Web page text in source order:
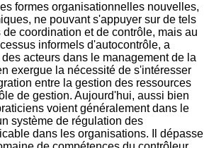
formes organisationnelles nouvelles,
ne pouvant s'appuyer sur de tels
coordination et de contrôle, mais au
informels d'autocontrôle, a
acteurs dans le management de la
exergue la nécessité de s'intéresser
entre la gestion des ressources
de gestion. Aujourd'hui, aussi bien
voient généralement dans le
système de régulation des
dans les organisations. Il dépasse